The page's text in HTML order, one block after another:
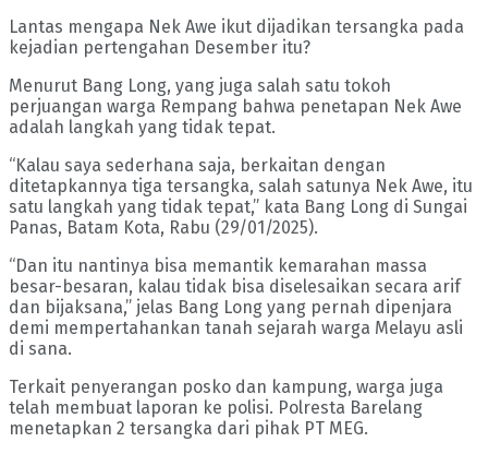
Lantas mengapa Nek Awe ikut dijadikan tersangka pada
kejadian pertengahan Desember itu?
Menurut Bang Long, yang juga salah satu tokoh
perjuangan warga Rempang bahwa penetapan Nek Awe
adalah langkah yang tidak tepat.
“Kalau saya sederhana saja, berkaitan dengan
ditetapkannya tiga tersangka, salah satunya Nek Awe, itu
satu langkah yang tidak tepat,” kata Bang Long di Sungai
Panas, Batam Kota, Rabu (29/01/2025).
“Dan itu nantinya bisa memantik kemarahan massa
besar-besaran, kalau tidak bisa diselesaikan secara arif
dan bijaksana,” jelas Bang Long yang pernah dipenjara
demi mempertahankan tanah sejarah warga Melayu asli
di sana.
Terkait penyerangan posko dan kampung, warga juga
telah membuat laporan ke polisi. Polresta Barelang
menetapkan 2 tersangka dari pihak PT MEG.